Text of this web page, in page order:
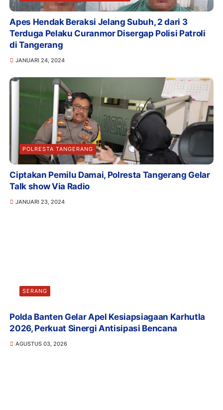
Apes Hendak Beraksi Jelang Subuh, 2 dari 3
Terduga Pelaku Curanmor Disergap Polisi Patroli
di Tangerang
JANUARI 24, 2024
POLRESTA TANGERANG
Ciptakan Pemilu Damai, Polresta Tangerang Gelar
Talk show Via Radio
JANUARI 23, 2024
SERANG
Polda Banten Gelar Apel Kesiapsiagaan Karhutla
2026, Perkuat Sinergi Antisipasi Bencana
AGUSTUS 03, 2026